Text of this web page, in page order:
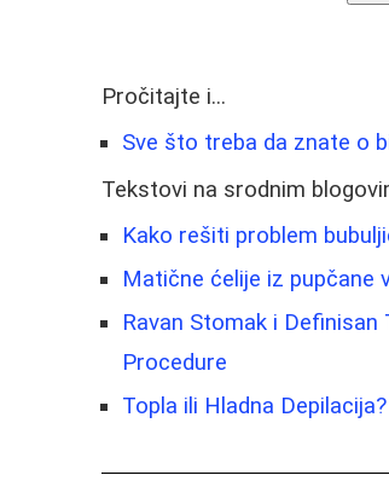
Pročitajte i...
Sve što treba da znate o
Tekstovi na srodnim
Kako rešiti problem
Matične ćelije iz pupčane
Ravan Stomak i
Procedure
Topla ili Hladna